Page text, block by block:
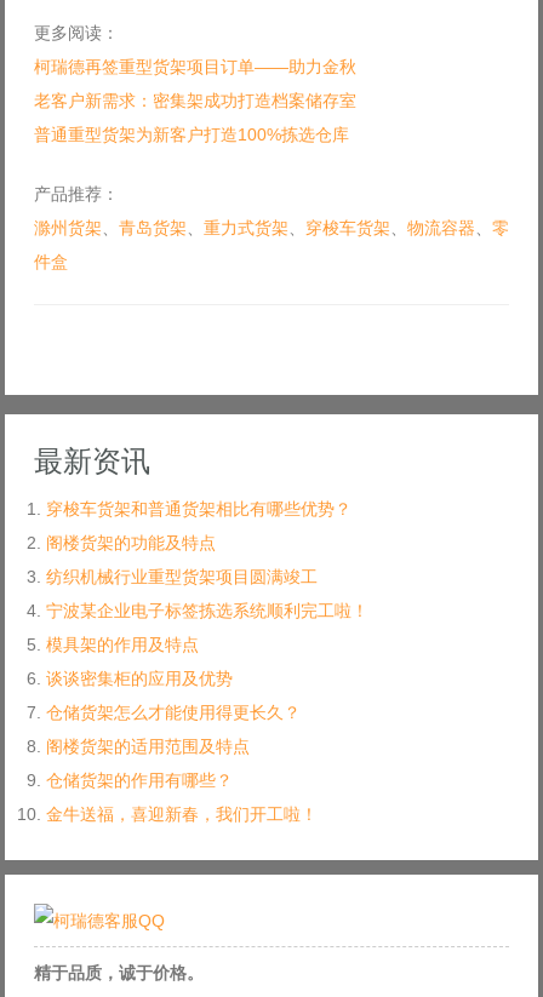
更多阅读：
柯瑞德再签重型货架项目订单——助力金秋
老客户新需求：密集架成功打造档案储存室
普通重型货架为新客户打造100%拣选仓库
产品推荐：
滁州货架
青岛货架 重力式货架 穿梭车货架 物流容器
零
件盒
最新资讯
穿梭车货架和普通货架相比有哪些优势？
阁楼货架的功能及特点
纺织机械行业重型货架项目圆满竣工
宁波某企业电子标签拣选系统顺利完工啦！
模具架的作用及特点
谈谈密集柜的应用及优势
仓储货架怎么才能使用得更长久？
阁楼货架的适用范围及特点
仓储货架的作用有哪些？
金牛送福，喜迎新春，我们开工啦！
精于品质，诚于价格。